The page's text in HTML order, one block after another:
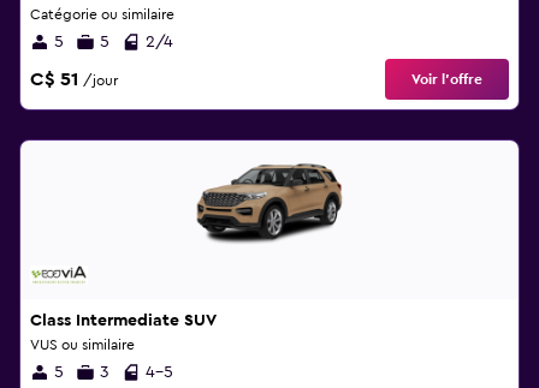
Catégorie ou similaire
5 5 2/4
C$ 51 /jour Voir l’offre
Class Intermediate SUV
VUS ou similaire
5 3 4-5